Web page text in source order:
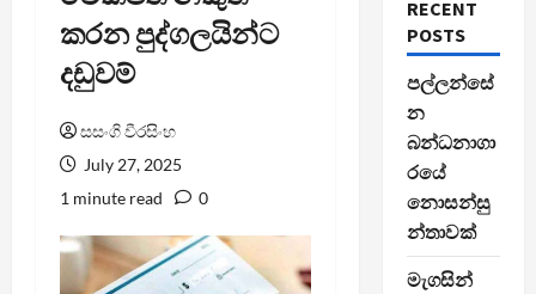
කරන පුද්ගලයින්ට
දඩුවම්
සසංගි වීරසිංහ
July 27, 2025
1 minute read
0
RECENT
POSTS
පල්ලන්සේ
න
බන්ධනාගා
රයේ
නොසන්සු
න්තාවක්
මැගසින්